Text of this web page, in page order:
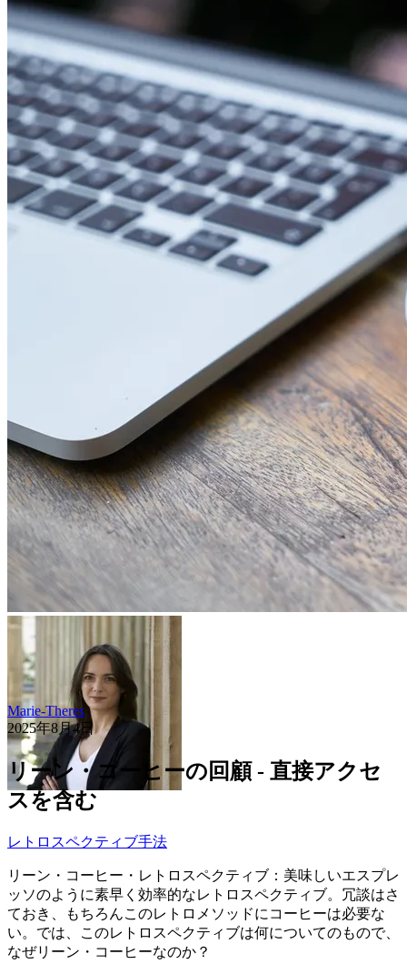
Marie-Theres
2025年8月4日
リーン・コーヒーの回顧 - 直接アクセ
スを含む
レトロスペクティブ手法
リーン・コーヒー・レトロスペクティブ：美味しいエスプレ
ッソのように素早く効率的なレトロスペクティブ。冗談はさ
ておき、もちろんこのレトロメソッドにコーヒーは必要な
い。では、このレトロスペクティブは何についてのもので、
なぜリーン・コーヒーなのか？